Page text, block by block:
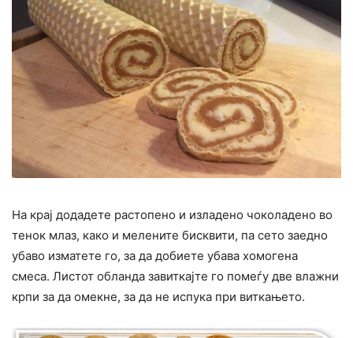
На крај додадете растопено и изладено чоколадено во
тенок млаз, како и мелените бисквити, па сето заедно
убаво изматете го, за да добиете убава хомогена
смеса. Листот обланда завиткајте го помеѓу две влажни
крпи за да омекне, за да не испука при виткањето.